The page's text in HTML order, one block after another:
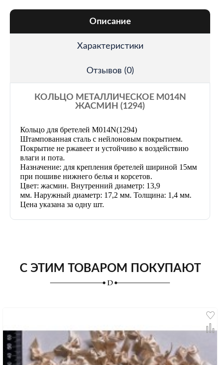
Описание
Характеристики
Отзывов (0)
КОЛЬЦО МЕТАЛЛИЧЕСКОЕ M014N
ЖАСМИН (1294)
Кольцо для бретелей M014N(1294)
Штампованная сталь с нейлоновым покрытием.
Покрытие не ржавеет и устойчиво к воздействию
влаги и пота.
Назначение: для крепления бретелей шириной 15мм
при пошиве нижнего белья и корсетов.
Цвет: жасмин. Внутренний диаметр: 13,9
мм. Наружный диаметр: 17,2 мм. Толщина: 1,4 мм.
Цена указана за одну шт.
С ЭТИМ ТОВАРОМ ПОКУПАЮТ